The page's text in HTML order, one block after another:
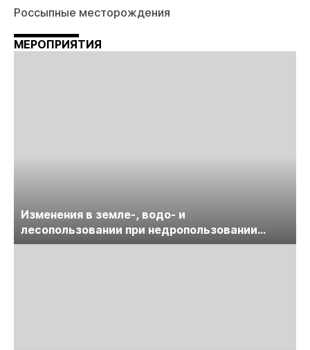
Россыпные месторождения
МЕРОПРИЯТИЯ
Изменения в земле-, водо- и
лесопользовании при недропользовании
обсудят на семинаре «ПравоТЭК»